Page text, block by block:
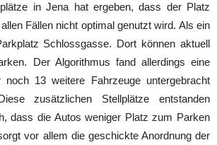
in Jena hat ergeben, dass der Platz
Fällen nicht optimal genutzt wird. Als ein
Schlossgasse. Dort können aktuell
Der Algorithmus fand allerdings eine
noch 13 weitere Fahrzeuge untergebracht
zusätzlichen Stellplätze entstanden
dass die Autos weniger Platz zum Parken
vor allem die geschickte Anordnung der